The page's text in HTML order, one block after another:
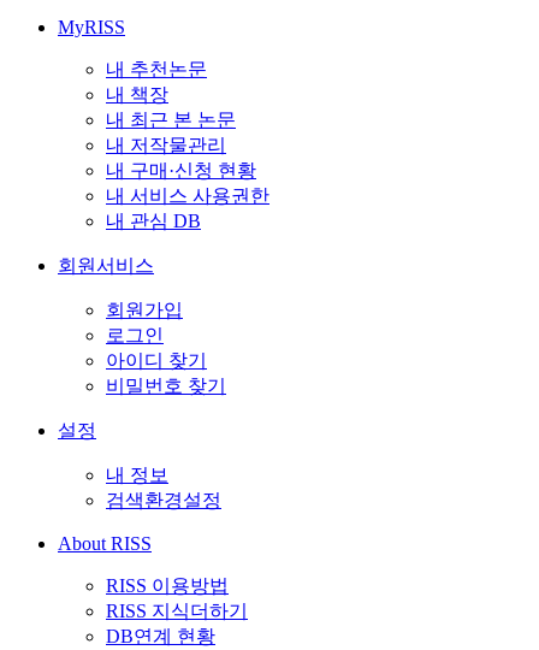
MyRISS
내 추천논문
내 책장
내 최근 본 논문
내 저작물관리
내 구매·신청 현황
내 서비스 사용권한
내 관심 DB
회원서비스
회원가입
로그인
아이디 찾기
비밀번호 찾기
설정
내 정보
검색환경설정
About RISS
RISS 이용방법
RISS 지식더하기
DB연계 현황